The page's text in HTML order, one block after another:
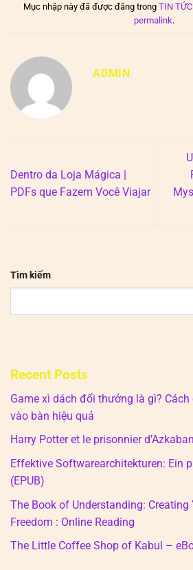
Mục nhập này đã được đăng trong TIN
permalink.
ADMIN
Dentro da Loja Mágica |
PDFs que Fazem Você Viajar
Tìm kiếm
Recent Posts
Game xì dách đổi thưởng là gì?
vào bàn hiệu quả
Harry Potter et le prisonnier
Effektive Softwarearchitekturen: Ein
(EPUB)
The Book of Understanding: Creating
Freedom : Online Reading
The Little Coffee Shop of Kabul –